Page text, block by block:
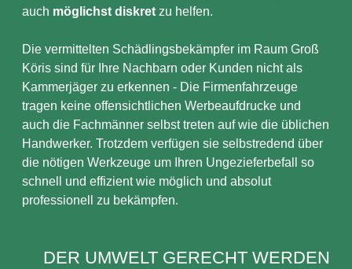
auch möglichst diskret zu helfen.
Die vermittelten Schädlingsbekämpfer im Raum Groß
Köris sind für Ihre Nachbarn oder Kunden nicht als
Kammerjäger zu erkennen - Die Firmenfahrzeuge
tragen keine offensichtlichen Werbeaufdrucke und
auch die Fachmänner selbst treten auf wie die üblichen
Handwerker. Trotzdem verfügen sie selbstredend über
die nötigen Werkzeuge um Ihren Ungezieferbefall so
schnell und effizient wie möglich und absolut
professionell zu bekämpfen.
DER UMWELT GERECHT WERDEN